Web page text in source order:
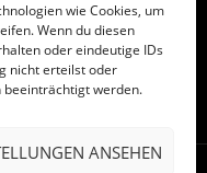
wie Cookies, um
Wenn du diesen
oder eindeutige IDs
nicht erteilst oder
beeinträchtigt werden.
ANSEHEN